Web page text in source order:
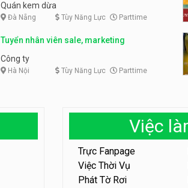
dừa
Quán kem dừa
Đà Nẵng Tùy Năng Lực Parttime
Tuyển nhân viên sale, marketing
Công ty
Hà Nội Tùy Năng Lực Parttime
Việc
Trực Fanpage
Việc Thời Vụ
Phát Tờ Rơi